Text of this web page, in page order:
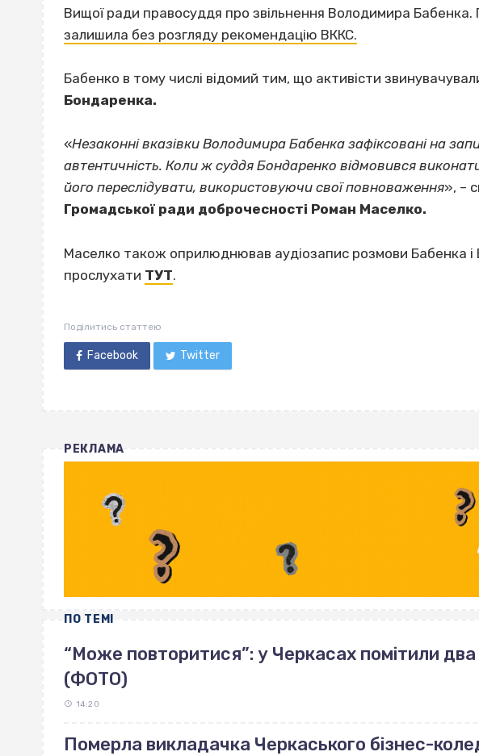
Вищої ради правосуддя про звільнення Володимира Бабенка.
залишила без розгляду рекомендацію ВККС.
Бабенко в тому числі відомий тим, що активісти
Бондаренка.
«Незаконні вказівки Володимира Бабенка зафіксовані на
автентичність. Коли ж суддя Бондаренко відмовився
його переслідувати, використовуючи свої повноваження», –
Громадської ради доброчесності Роман Маселко.
Маселко також оприлюднював аудіозапис розмови Бабенка
прослухати ТУТ.
Поділитись статтею
Facebook Twitter
РЕКЛАМА
ПО ТЕМІ
“Може повторитися”: у Черкасах помітили
(ФОТО)
14:20
Померла викладачка Черкаського бізнес-